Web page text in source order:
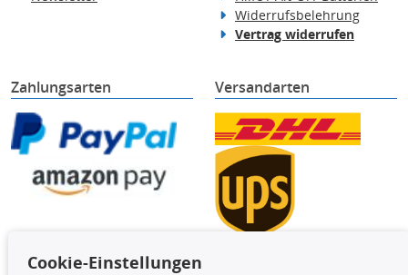
Widerrufsbelehrung
Vertrag widerrufen
Zahlungsarten Versandarten
Cookie-Einstellungen